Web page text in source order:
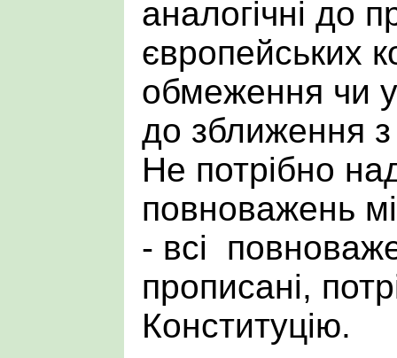
аналогічні до
європейських
обмеження чи
до зближення
Не потрібно
повноважень
- всі
прописані,
Конституцію.